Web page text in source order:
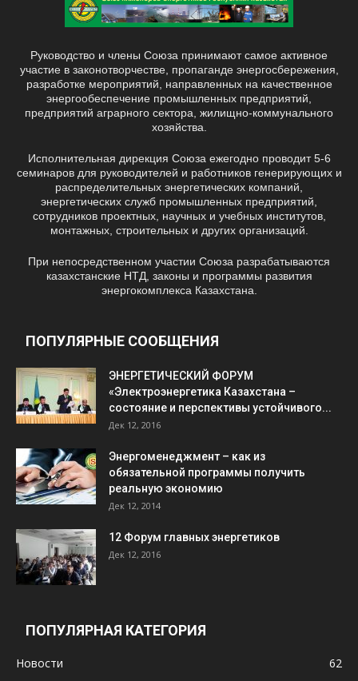
Руководство и члены Союза принимают самое активное
участие в законотворчестве, пропаганде энергосбережения,
разработке мероприятий, направленных на качественное
энергообеспечение промышленных предприятий,
предприятий аграрного сектора, жилищно-коммунального
хозяйства.
Исполнительная дирекция Союза ежегодно проводит 5-6
семинаров для руководителей и работников генерирующих и
распределительных энергетических компаний,
энергетических служб промышленных предприятий,
сотрудников проектных, научных и учебных институтов,
монтажных, строительных и других организаций.
При непосредственном участии Союза разрабатываются
казахстанские НТД, законы и программы развития
энергокомплекса Казахстана.
ПОПУЛЯРНЫЕ СООБЩЕНИЯ
ЭНЕРГЕТИЧЕСКИЙ ФОРУМ
«Электроэнергетика Казахстана –
состояние и перспективы устойчивого...
Дек 12, 2016
Энергоменеджмент – как из
обязательной программы получить
реальную экономию
Дек 12, 2014
12 Форум главных энергетиков
Дек 12, 2016
ПОПУЛЯРНАЯ КАТЕГОРИЯ
Новости
62